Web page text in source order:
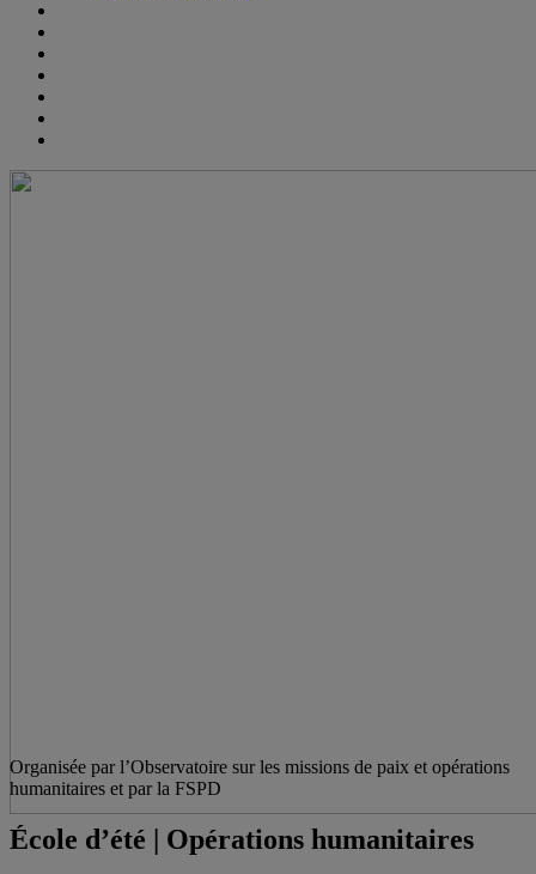
Organisée par l’Observatoire sur les missions de paix et opérations
humanitaires et par la FSPD
École d’été | Opérations humanitaires